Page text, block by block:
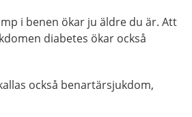
i benen ökar ju äldre du är. Att
diabetes ökar också
också benartärsjukdom,